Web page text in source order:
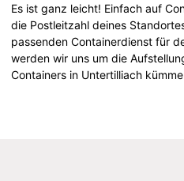
Es ist ganz leicht! Einfach auf
die Postleitzahl deines
passenden Containerdienst für
werden wir uns um die
Containers in Untertilliach